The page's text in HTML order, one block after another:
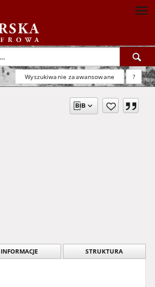
Wyszukiwanie zaawansowane ?
INFORMACJE STRUKTURA